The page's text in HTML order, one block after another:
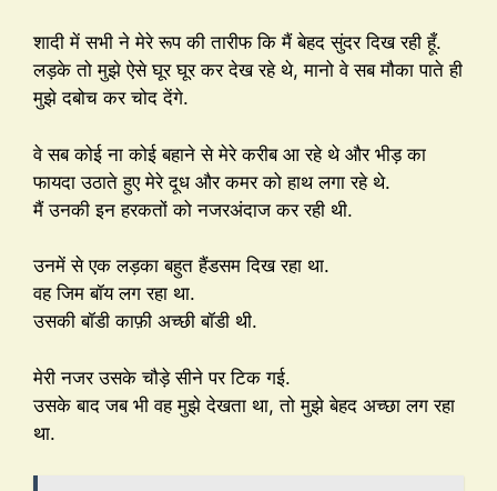
शादी में सभी ने मेरे रूप की तारीफ कि मैं बेहद सुंदर दिख रही हूँ.
लड़के तो मुझे ऐसे घूर घूर कर देख रहे थे, मानो वे सब मौका पाते ही
मुझे दबोच कर चोद देंगे.
वे सब कोई ना कोई बहाने से मेरे करीब आ रहे थे और भीड़ का
फायदा उठाते हुए मेरे दूध और कमर को हाथ लगा रहे थे.
मैं उनकी इन हरकतों को नजरअंदाज कर रही थी.
उनमें से एक लड़का बहुत हैंडसम दिख रहा था.
वह जिम बॉय लग रहा था.
उसकी बॉडी काफ़ी अच्छी बॉडी थी.
मेरी नजर उसके चौड़े सीने पर टिक गई.
उसके बाद जब भी वह मुझे देखता था, तो मुझे बेहद अच्छा लग रहा
था.